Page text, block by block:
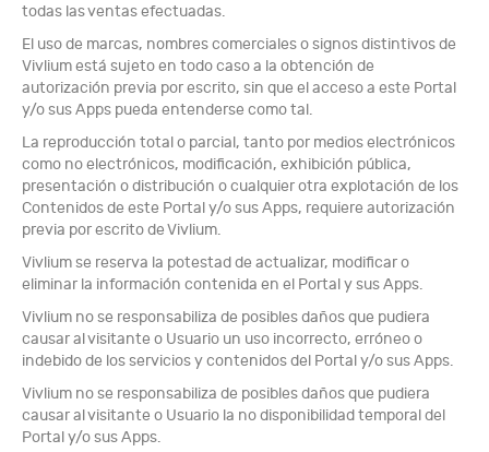
todas las ventas efectuadas.
El uso de marcas, nombres comerciales o signos distintivos de
Vivlium está sujeto en todo caso a la obtención de
autorización previa por escrito, sin que el acceso a este Portal
y/o sus Apps pueda entenderse como tal.
La reproducción total o parcial, tanto por medios electrónicos
como no electrónicos, modificación, exhibición pública,
presentación o distribución o cualquier otra explotación de los
Contenidos de este Portal y/o sus Apps, requiere autorización
previa por escrito de Vivlium.
Vivlium se reserva la potestad de actualizar, modificar o
eliminar la información contenida en el Portal y sus Apps.
Vivlium no se responsabiliza de posibles daños que pudiera
causar al visitante o Usuario un uso incorrecto, erróneo o
indebido de los servicios y contenidos del Portal y/o sus Apps.
Vivlium no se responsabiliza de posibles daños que pudiera
causar al visitante o Usuario la no disponibilidad temporal del
Portal y/o sus Apps.